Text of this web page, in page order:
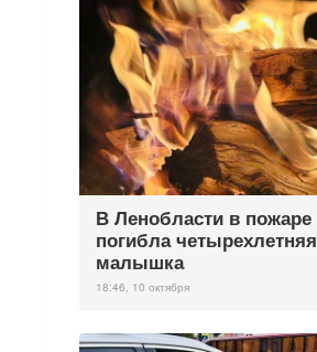
В Ленобласти в пожаре
погибла четырехлетняя
малышка
18:46, 10 октября